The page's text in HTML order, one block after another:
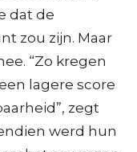
dat de
zou zijn. Maar
“Zo kregen
lagere score
zegt
werd hun